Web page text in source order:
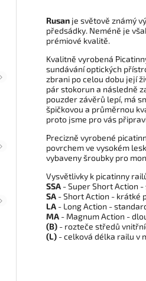
Rusan je světově známý
předsádky. Neméně je
prémiové kvalitě.
Kvalitně vyrobená
sundávání optických
zbrani po celou dobu její
pár stokorun a následně
pouzder závěrů lepí, má
špičkovou a průměrnou
proto jsme pro vás
Precizně vyrobené
povrchem ve vysokém
vybaveny šroubky pro
Vysvětlivky k picatinny
SSA - Super Short Action
SA - Short Action - krátké
LA - Long Action -
MA - Magnum Action -
(B) - rozteče středů
(L) - celková délka railu v